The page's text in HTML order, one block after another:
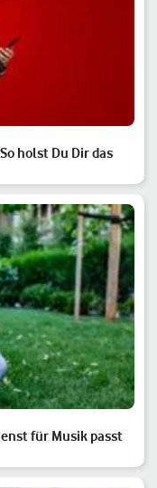
holst Du Dir das
für Musik passt